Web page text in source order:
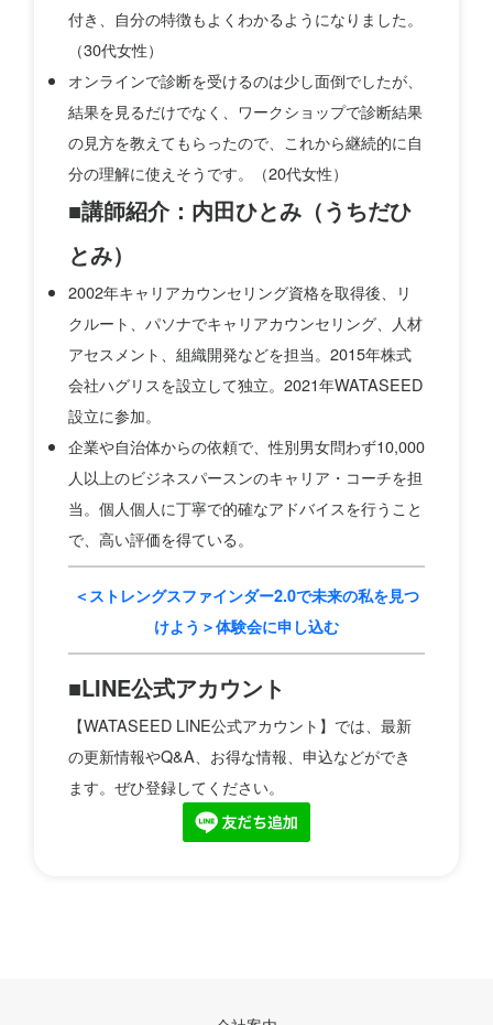
付き、自分の特徴もよくわかるようになりました。
（30代女性）
オンラインで診断を受けるのは少し面倒でしたが、
結果を見るだけでなく、ワークショップで診断結果
の見方を教えてもらったので、これから継続的に自
分の理解に使えそうです。（20代女性）
■講師紹介：内田ひとみ（うちだひ
とみ）
2002年キャリアカウンセリング資格を取得後、リ
クルート、パソナでキャリアカウンセリング、人材
アセスメント、組織開発などを担当。2015年株式
会社ハグリスを設立して独立。2021年WATASEED
設立に参加。
企業や自治体からの依頼で、性別男女問わず10,000
人以上のビジネスパースンのキャリア・コーチを担
当。個人個人に丁寧で的確なアドバイスを行うこと
で、高い評価を得ている。
＜ストレングスファインダー2.0で未来の私を見つ
けよう＞体験会に申し込む
■LINE公式アカウント
【WATASEED LINE公式アカウント】では、最新
の更新情報やQ&A、お得な情報、申込などができ
ます。ぜひ登録してください。